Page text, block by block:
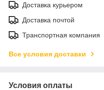
Доставка курьером
Доставка почтой
Транспортная компания
Все условия доставки
Условия оплаты